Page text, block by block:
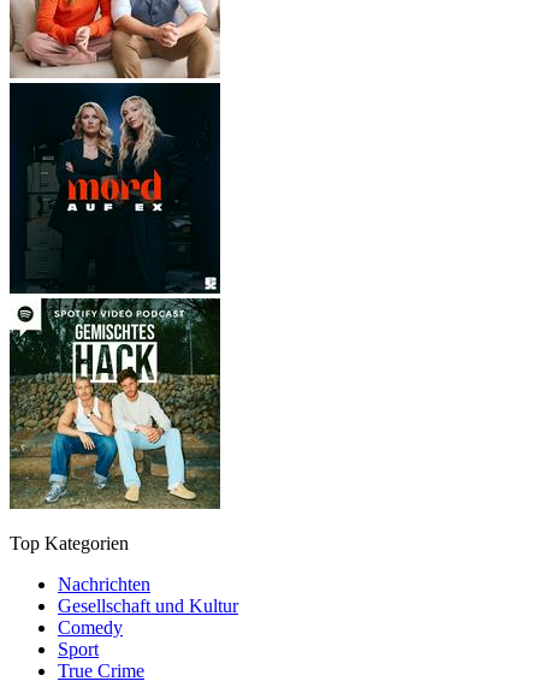
Top Kategorien
Nachrichten
Gesellschaft und Kultur
Comedy
Sport
True Crime